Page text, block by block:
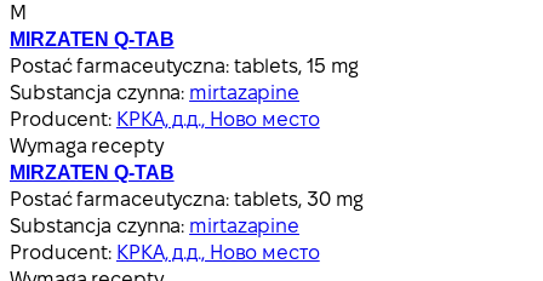
М
MIRZATEN Q-TAB
Postać farmaceutyczna: tablets, 15 mg
Substancja czynna: mirtazapine
Producent: КРКА, д.д., Ново место
Wymaga recepty
MIRZATEN Q-TAB
Postać farmaceutyczna: tablets, 30 mg
Substancja czynna: mirtazapine
Producent: КРКА, д.д., Ново место